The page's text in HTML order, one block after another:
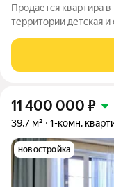
Продается квартира
территории детская
различные кафе,
аптеки и банки).
11 400 000 ₽
39,7 м² 1-комн.
новостройка